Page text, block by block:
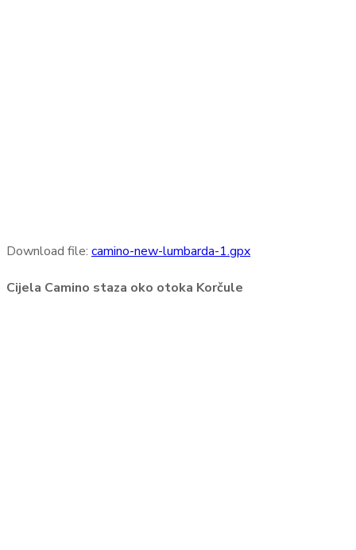
Download file: camino-new-lumbarda-1.gpx
Cijela Camino staza oko otoka Korčule